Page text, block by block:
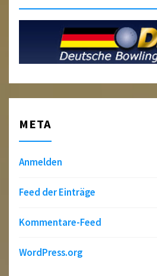
META
Anmelden
Feed der Einträge
Kommentare-Feed
WordPress.org